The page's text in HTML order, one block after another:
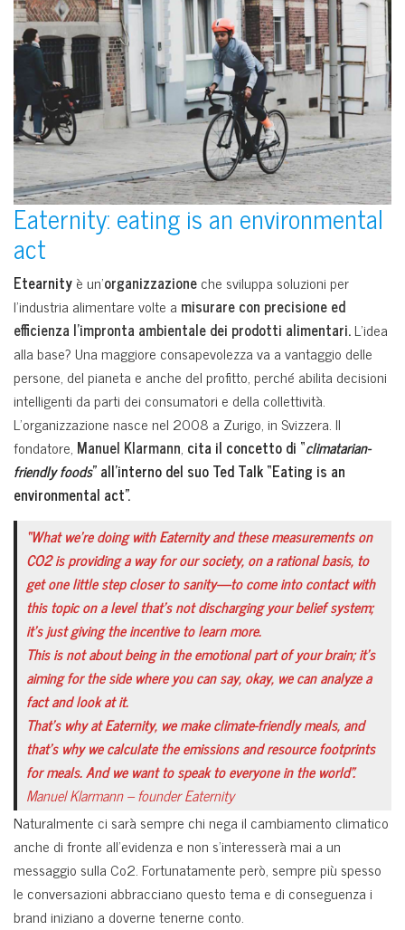
Eaternity: eating is an environmental
act
Etearnityè un’organizzazioneche sviluppa soluzioni per
l’industria alimentare volte a misurare con precisione ed
efficienza l’impronta ambientaledei prodotti alimentari.L’idea
alla base? Una maggiore consapevolezza va a vantaggio delle
persone, del pianeta e anche del profitto, perché abilita decisioni
intelligenti da parti dei consumatori e della collettività.
L’organizzazione nasce nel 2008 a Zurigo, in Svizzera. Il
fondatore, Manuel Klarmann, cita il concetto di “climatarian-
friendly foods” all’interno del suo Ted Talk “Eating is an
environmental act”.
“What we’re doing with Eaternity and these measurements on
CO2 is providing a way for our society, on a rational basis, to
get one little step closer to sanity—to come into contact with
this topic on a level that’s not discharging your belief system;
it’s just giving the incentive to learn more.
This is not about being in the emotional part of your brain; it’s
aiming for the side where you can say, okay, we can analyze a
fact and look at it.
That’s why at Eaternity, we make climate-friendly meals, and
that’s why we calculate the emissions and resource footprints
for meals. And we want to speak to everyone in the world”.
Manuel Klarmann – founder Eaternity
Naturalmente ci sarà sempre chi nega il cambiamento climatico
anche di fronte all’evidenza e non s’interesserà mai a un
messaggio sulla Co2. Fortunatamente però, sempre più spesso
le conversazioni abbracciano questo tema e di conseguenza i
brand iniziano a doverne tenerne conto.